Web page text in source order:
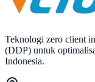
Teknologi zero client
(DDP) untuk
Indonesia.